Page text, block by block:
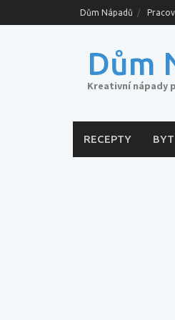
to
Dům Nápadů
Dům
Kreativní nápady
RECEPTY